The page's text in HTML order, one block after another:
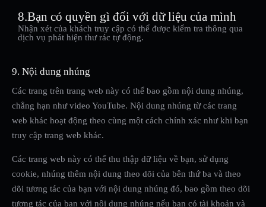
8.Bạn có quyền gì đối với dữ liệu của mình
Nhận xét của khách truy cập có thể được kiểm tra thông qua
dịch vụ phát hiện thư rác tự động.
9. Nội dung nhúng
Các trang trên trang web này có thể bao gồm nội dung nhúng,
chẳng hạn như video YouTube. Nội dung nhúng từ các trang
web khác hoạt động theo cùng một cách chính xác như khi bạn
truy cập trang web khác.
Các trang web này có thể thu thập dữ liệu về bạn, sử dụng
cookie, nhúng thêm nội dung theo dõi của bên thứ ba và theo
dõi tương tác của bạn với nội dung nhúng đó, bao gồm theo dõi
tương tác của bạn với nội dung nhúng nếu bạn có tài khoản và